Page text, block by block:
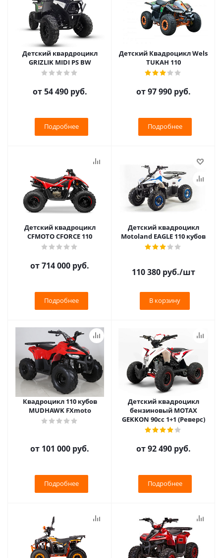
Детский квардроцикл
GRIZLIK MIDI PS BW
от54 490 руб.
Подробнее
Детский Квадроцикл Wels
TUKAH 110
от97 990 руб.
Подробнее
Детcкий квадpоцикл
СFМOТО СFОRCЕ 110
от714 000 руб.
Подробнее
Детский квадроцикл
Motoland EAGLE 110 кубов
110 380руб./шт
В корзину
Квадроцикл 110 кубов
MUDHAWK FXmoto
от 101 000 руб.
Подробнее
Детский квадроцикл
бензиновый MOTAX
GEKKON 90cc 1+1 (Реверс)
от92 490 руб.
Подробнее